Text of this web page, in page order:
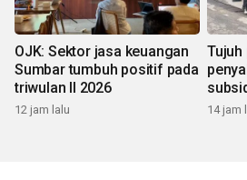
OJK: Sektor jasa keuangan
Sumbar tumbuh positif pada
triwulan II 2026
12 jam lalu
Tujuh
14 jam